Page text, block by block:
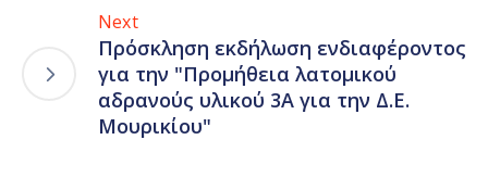
Next
Πρόσκληση εκδήλωση ενδιαφέροντος
για την "Προμήθεια λατομικού
αδρανούς υλικού 3Α για την Δ.Ε.
Μουρικίου"